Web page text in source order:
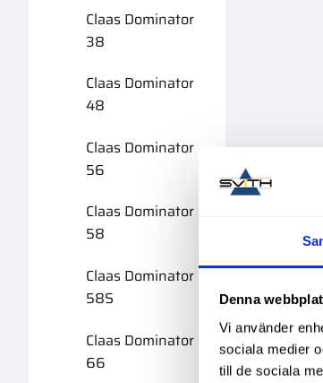
Denna
Vi använder
sociala medier
till de sociala
Claas Dominator
38
Claas Dominator
48
Claas Dominator
56
Claas Dominator
58
Claas Dominator
58S
Claas Dominator
66